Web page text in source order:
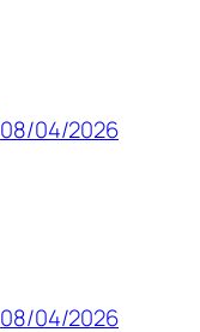
08/04/2026
08/04/2026